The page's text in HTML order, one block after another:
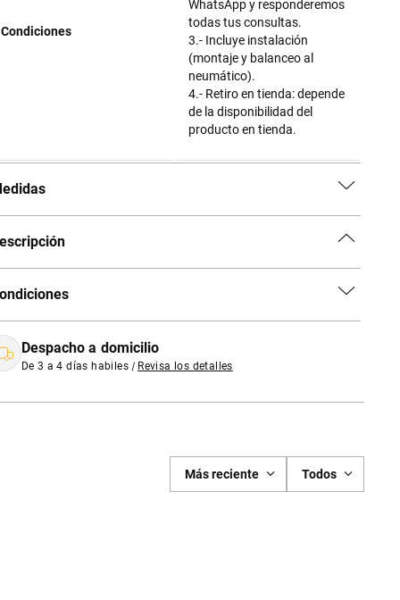
Condiciones
WhatsApp y responderemos
todas tus consultas.
3.- Incluye instalación
(montaje y balanceo al
neumático).
4.- Retiro en tienda: depende
de la disponibilidad del
producto en tienda.
Despacho a domicilio
De 3 a 4 días habiles | Revisa los detalles
Más reciente Todos